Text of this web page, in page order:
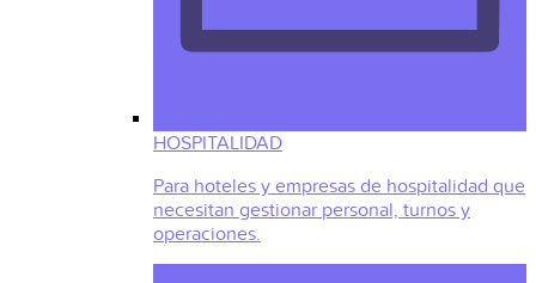
HOSPITALIDAD
Para hoteles y empresas de hospitalidad que
necesitan gestionar personal, turnos y
operaciones.